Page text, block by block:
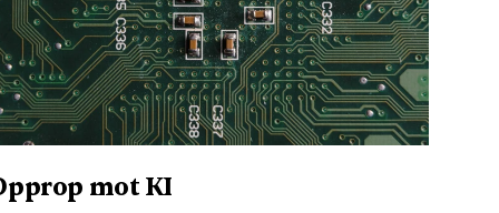
mot KI